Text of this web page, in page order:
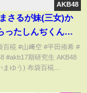
AKB48
さるが妹(三女)か
ったしんぢくんル
期に披露するｗ
百椛 #山﨑空 #平田侑希 #
#akb17期研究生 AKB48
ゆう) 布袋百椛...